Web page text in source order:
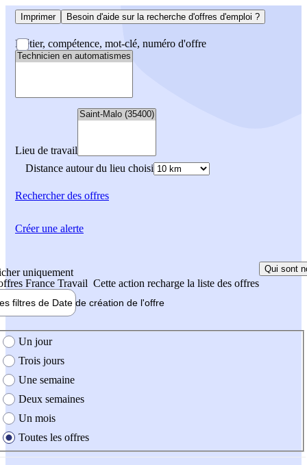
Imprimer Besoin d'aide sur la recherche d'offres d'emploi ?
Métier, compétence, mot-clé, numéro d'offre
Lieu de travail
Distance autour du lieu choisi
Rechercherdes offres
uniquement
France Travail Cette action recharge la liste des offres
Qui sont
filtres de Date de création de l'offre
création de l'offre
Un jour
Trois jours
Une semaine
Deux semaines
Un mois
Toutes les offres
Créer une alerte